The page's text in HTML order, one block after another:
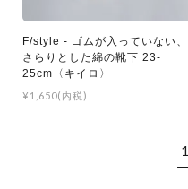
F/style - ゴムが入っていない、
さらりとした綿の靴下 23-
25cm〈キイロ〉
¥1,650(内税)
1